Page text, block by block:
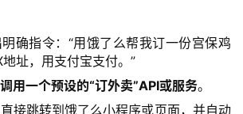
确指令：“用饿了么帮我订一份宫保鸡
址，用支付宝支付。”
调用一个预设的“订外卖”API或服务。
接跳转到饿了么小程序或页面，并自动